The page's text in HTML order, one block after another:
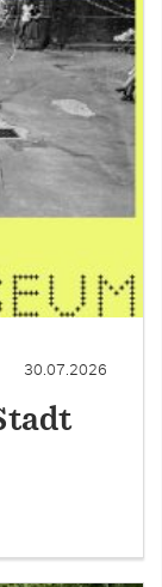
30.07.2026